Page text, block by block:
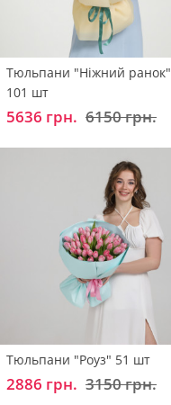
Тюльпани "Ніжний ранок"
101 шт
5636 грн. 6150 грн.
Тюльпани "Роуз" 51 шт
2886 грн. 3150 грн.